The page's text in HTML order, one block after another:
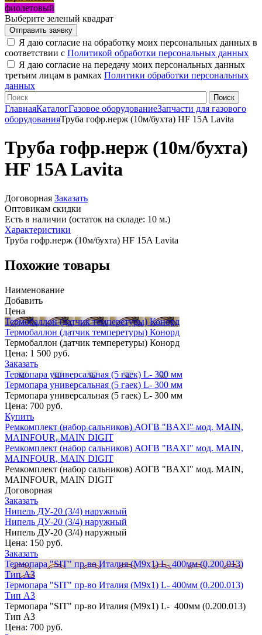
фиолетовый
Выберите зеленый квадрат
Я даю согласие на обработку моих персональных данных в
соответствии с Политикой обработки персональных данных
Я даю согласие на передачу моих персональных данных
третьим лицам в рамках Политики обработки персональных
данных
ГлавнаяКаталогГазовое оборудованиеЗапчасти для газового
оборудованияТруба гофр.нерж (10м/бухта) HF 15A Lavita
Труба гофр.нерж (10м/бухта)
HF 15A Lavita
Договорная Заказать
Оптовикам скидки
Есть в наличии (остаток на складе: 10 м.)
Характеристики
Труба гофр.нерж (10м/бухта) HF 15A Lavita
Похожие товары
Наименование
Добавить
Цена
Термобаллон (датчик темперетуры) Конорд
Термобаллон (датчик темперетуры) Конорд
Термобаллон (датчик темперетуры) Конорд
Цена: 1 500 руб.
Заказать
Термопара универсальная (5 гаек) L- 300 мм
Термопара универсальная (5 гаек) L- 300 мм
Термопара универсальная (5 гаек) L- 300 мм
Цена: 700 руб.
Купить
Ремкомплект (набор сальников) АОГВ "BAXI" мод. MAIN,
MAINFOUR, MAIN DIGIT
Ремкомплект (набор сальников) АОГВ "BAXI" мод. MAIN,
MAINFOUR, MAIN DIGIT
Ремкомплект (набор сальников) АОГВ "BAXI" мод. MAIN,
MAINFOUR, MAIN DIGIT
Договорная
Заказать
Нипель ДУ-20 (3/4) наружный
Нипель ДУ-20 (3/4) наружный
Нипель ДУ-20 (3/4) наружный
Цена: 150 руб.
Заказать
Термопара "SIT" пр-во Италия (М9х1) L- 400мм (0.200.013)
Тип А3
Термопара "SIT" пр-во Италия (М9х1) L- 400мм (0.200.013)
Тип А3
Термопара "SIT" пр-во Италия (М9х1) L- 400мм (0.200.013)
Тип А3
Цена: 700 руб.